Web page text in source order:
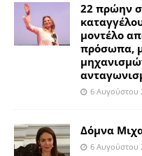
22 πρώην
μοντέλο
πρόσωπα,
6 Αυγούστου
Δόμνα
6 Αυγούστου